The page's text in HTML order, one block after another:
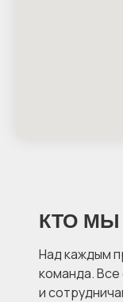
КТО МЫ
Над каждым
команда.
и